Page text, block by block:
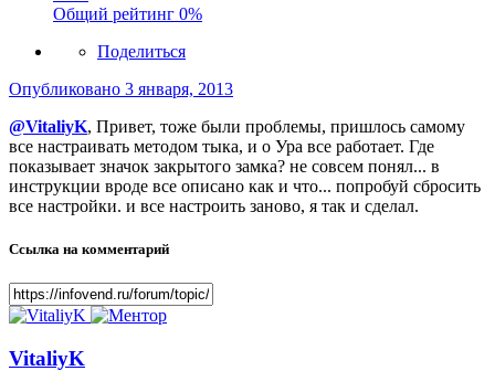
Общий рейтинг 0%
Поделиться
Опубликовано 3 января, 2013
@VitaliyK, Привет, тоже были проблемы, пришлось самому
все настраивать методом тыка, и о Ура все работает. Где
показывает значок закрытого замка? не совсем понял... в
инструкции вроде все описано как и что... попробуй сбросить
все настройки. и все настроить заново, я так и сделал.
Ссылка на комментарий
VitaliyK